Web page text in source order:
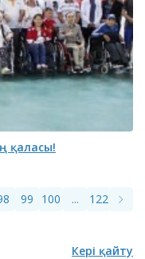
қаласы!
99 100 ... 122 123
Кері қайту